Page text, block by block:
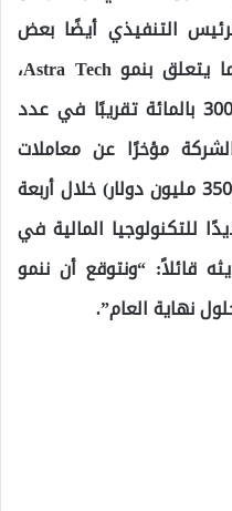
التنفيذي أيضًا بعض
الإحصائيات المثيرة للإعجاب فيما يتعلق بنمو Astra Tech،
حيث حقق زيادة شهرية بنسبة 300 بالمائة تقريبًا في عدد
مؤخرًا عن معاملات
تجاوزت قيمتها 1.3 مليار درهم (350 مليون دولار) خلال أربعة
للتكنولوجيا المالية في
قائلاً: “ونتوقع أن ننمو
نهاية العام”.